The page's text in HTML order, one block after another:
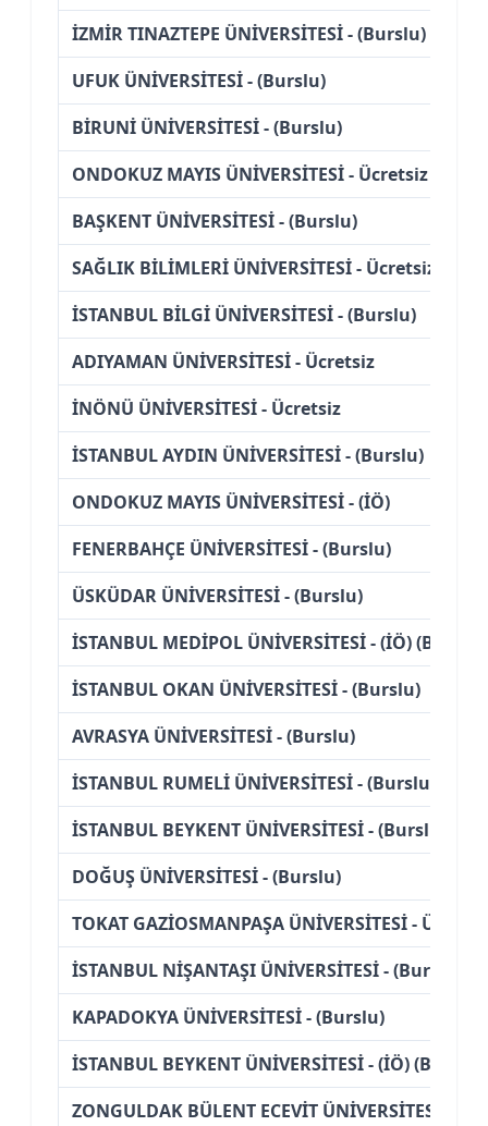
İZMİR TINAZTEPE ÜNİVERSİTESİ - (Burslu)
UFUK ÜNİVERSİTESİ - (Burslu)
BİRUNİ ÜNİVERSİTESİ - (Burslu)
ONDOKUZ MAYIS ÜNİVERSİTESİ - Ücretsiz
BAŞKENT ÜNİVERSİTESİ - (Burslu)
SAĞLIK BİLİMLERİ ÜNİVERSİTESİ - Ücretsiz
İSTANBUL BİLGİ ÜNİVERSİTESİ - (Burslu)
ADIYAMAN ÜNİVERSİTESİ - Ücretsiz
İNÖNÜ ÜNİVERSİTESİ - Ücretsiz
İSTANBUL AYDIN ÜNİVERSİTESİ - (Burslu)
ONDOKUZ MAYIS ÜNİVERSİTESİ - (İÖ)
FENERBAHÇE ÜNİVERSİTESİ - (Burslu)
ÜSKÜDAR ÜNİVERSİTESİ - (Burslu)
İSTANBUL MEDİPOL ÜNİVERSİTESİ - (İÖ) (Burslu)
İSTANBUL OKAN ÜNİVERSİTESİ - (Burslu)
AVRASYA ÜNİVERSİTESİ - (Burslu)
İSTANBUL RUMELİ ÜNİVERSİTESİ - (Burslu)
İSTANBUL BEYKENT ÜNİVERSİTESİ - (Burslu)
DOĞUŞ ÜNİVERSİTESİ - (Burslu)
TOKAT GAZİOSMANPAŞA ÜNİVERSİTESİ -
İSTANBUL NİŞANTAŞI ÜNİVERSİTESİ - (Burslu)
KAPADOKYA ÜNİVERSİTESİ - (Burslu)
İSTANBUL BEYKENT ÜNİVERSİTESİ - (İÖ) (Burslu)
ZONGULDAK BÜLENT ECEVİT ÜNİVERSİTESİ -